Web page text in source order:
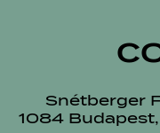
Snétberger
1084 Budapest,